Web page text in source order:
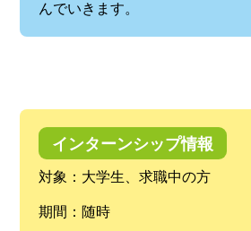
んでいきます。
インターンシップ情報
対象：大学生、求職中の方
期間：随時